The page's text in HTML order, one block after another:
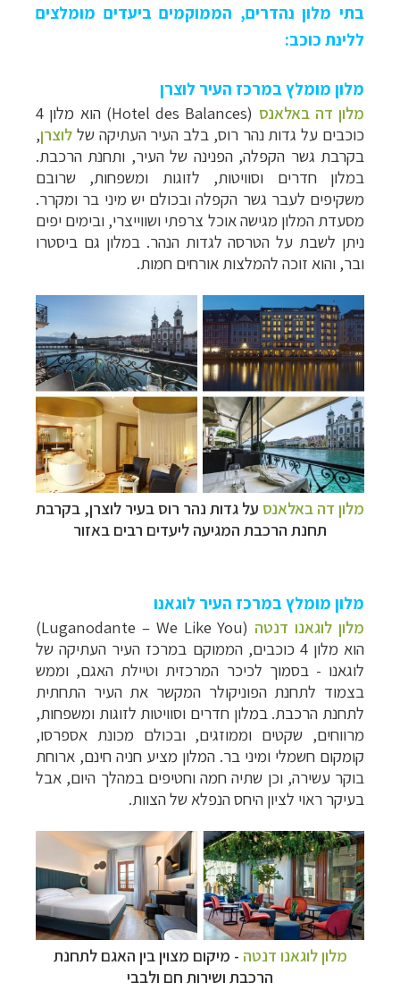
בתי מלון נהדרים, הממוקמים ביעדים מומלצים
ללינת כוכב:
מלון מומלץ במרכז העיר לוצרן
מלון דה באלאנס (
Hotel des Balances
) הוא מלון 4
כוכבים על גדות נהר רוס, בלב העיר העתיקה של לוצרן,
בקרבת גשר הקפלה, הפנינה של העיר, ותחנת הרכבת.
במלון חדרים וסוויטות, לזוגות ומשפחות, שרובם
משקיפים לעבר גשר הקפלה ובכולם יש מיני בר ומקרר.
מסעדת המלון מגישה אוכל צרפתי ושווייצרי, ובימים יפים
ניתן לשבת על הטרסה לגדות הנהר. במלון גם ביסטרו
ובר, והוא זוכה להמלצות אורחים חמות.
מלון דה באלאנס על גדות נהר רוס בעיר לוצרן, בקרבת
תחנת הרכבת המגיעה ליעדים רבים באזור
מלון מומלץ במרכז העיר לוגאנו
מלון לוגאנו דנטה (
Luganodante – We Like You
)
הוא מלון 4 כוכבים, הממוקם במרכז העיר העתיקה של
לוגאנו - בסמוך לכיכר המרכזית וטיילת האגם, וממש
בצמוד לתחנת הפוניקולר המקשר את העיר התחתית
לתחנת הרכבת. במלון חדרים וסוויטות לזוגות ומשפחות,
מרווחים, שקטים וממוזגים, ובכולם מכונת אספרסו,
קומקום חשמלי ומיני בר. המלון מציע חניה חינם, ארוחת
בוקר עשירה, וכן שתיה חמה וחטיפים במהלך היום, אבל
בעיקר ראוי לציון היחס הנפלא של הצוות.
מלון לוגאנו דנטה - מיקום מצוין בין האגם לתחנת
הרכבת ושירות חם ולבבי